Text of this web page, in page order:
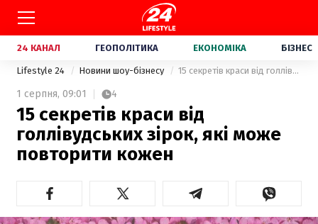
24 КАНАЛ ГЕОПОЛІТИКА ЕКОНОМІКА БІЗНЕС
Lifestyle 24 Новини шоу-бізнесу 15 секретів краси від голлівудських зірок, які може повторити кожен
1 серпня, 09:01 4
15 секретів краси від
голлівудських зірок, які може
повторити кожен